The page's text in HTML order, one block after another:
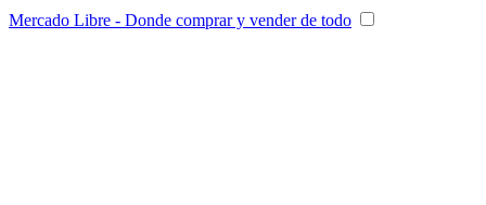
Mercado Libre - Donde comprar y vender de todo